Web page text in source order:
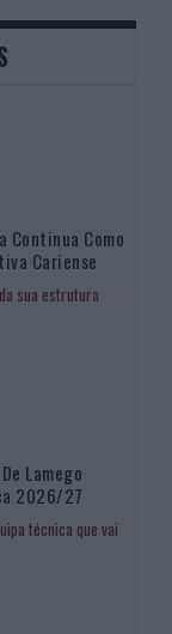
Continua Como
Cariense
sua estrutura
Lamego
2026/27
técnica que vai